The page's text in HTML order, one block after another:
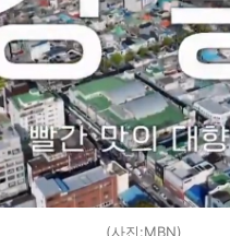
(사진:MBN)